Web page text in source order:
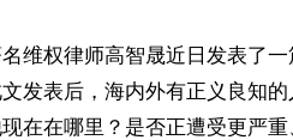
名维权律师高智晟近日发表了
发表后，海内外有正义良知
在在哪里？是否正遭受更严